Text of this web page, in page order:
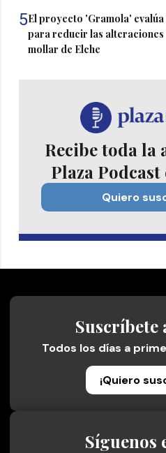
5El proyecto 'Gramola'
para reducir las
mollar de Elche
Recibe toda la
Plaza
Quiero
Suscríbete
Todos los días a
¡Quiero
Síguenos